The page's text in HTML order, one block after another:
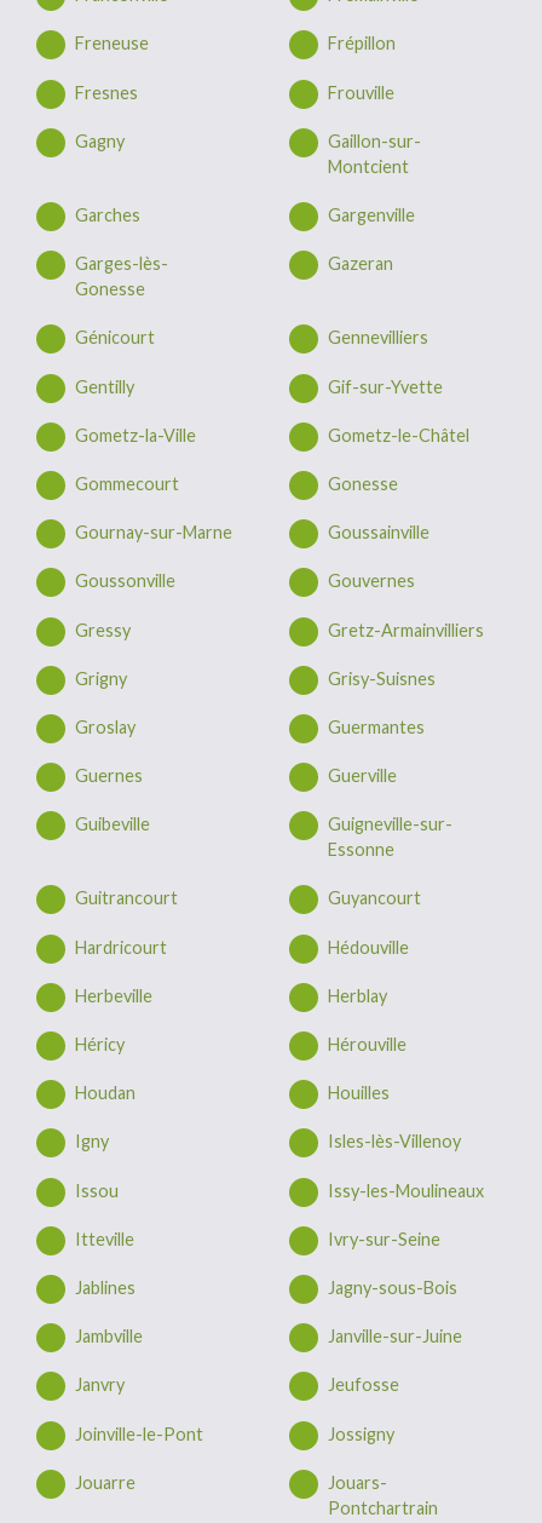
Freneuse Frépillon
Fresnes Frouville
Gagny
Gaillon-sur-
Montcient
Garches Gargenville
Garges-lès-
Gonesse
Gazeran
Génicourt Gennevilliers
Gentilly Gif-sur-Yvette
Gometz-la-Ville Gometz-le-Châtel
Gommecourt Gonesse
Gournay-sur-Marne Goussainville
Goussonville Gouvernes
Gressy Gretz-Armainvilliers
Grigny Grisy-Suisnes
Groslay Guermantes
Guernes Guerville
Guibeville
Guigneville-sur-
Essonne
Guitrancourt Guyancourt
Hardricourt Hédouville
Herbeville Herblay
Héricy Hérouville
Houdan Houilles
Igny Isles-lès-Villenoy
Issou Issy-les-Moulineaux
Itteville Ivry-sur-Seine
Jablines Jagny-sous-Bois
Jambville Janville-sur-Juine
Janvry Jeufosse
Joinville-le-Pont Jossigny
Jouarre
Jouars-
Pontchartrain